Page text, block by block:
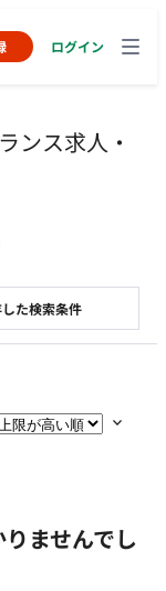
ログイン
ンス求人・
ませんでし
た検索条件